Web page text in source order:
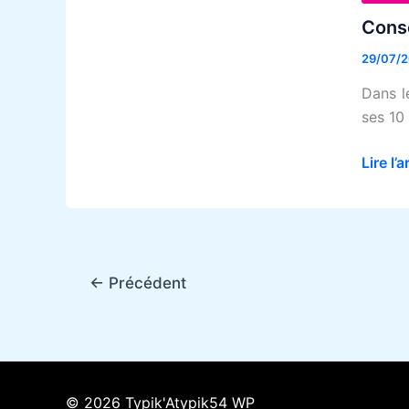
29/07/
Dans
ses
bien
dormir
Lire
← Précédent
© 2026 Typik'Atypik54 WP